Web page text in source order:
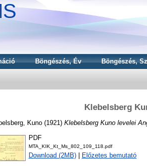
Böngészés, Év Böngészés,
Klebelsberg
Kuno (1921) Klebelsberg Kuno levelei
PDF
MTA_KIK_Kt_Ms_802_109_118.pdf
Download (2MB) Előzetes bemutató